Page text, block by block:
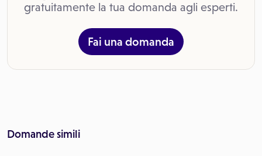
gratuitamente la tua domanda agli esperti.
Fai una domanda
Domande simili